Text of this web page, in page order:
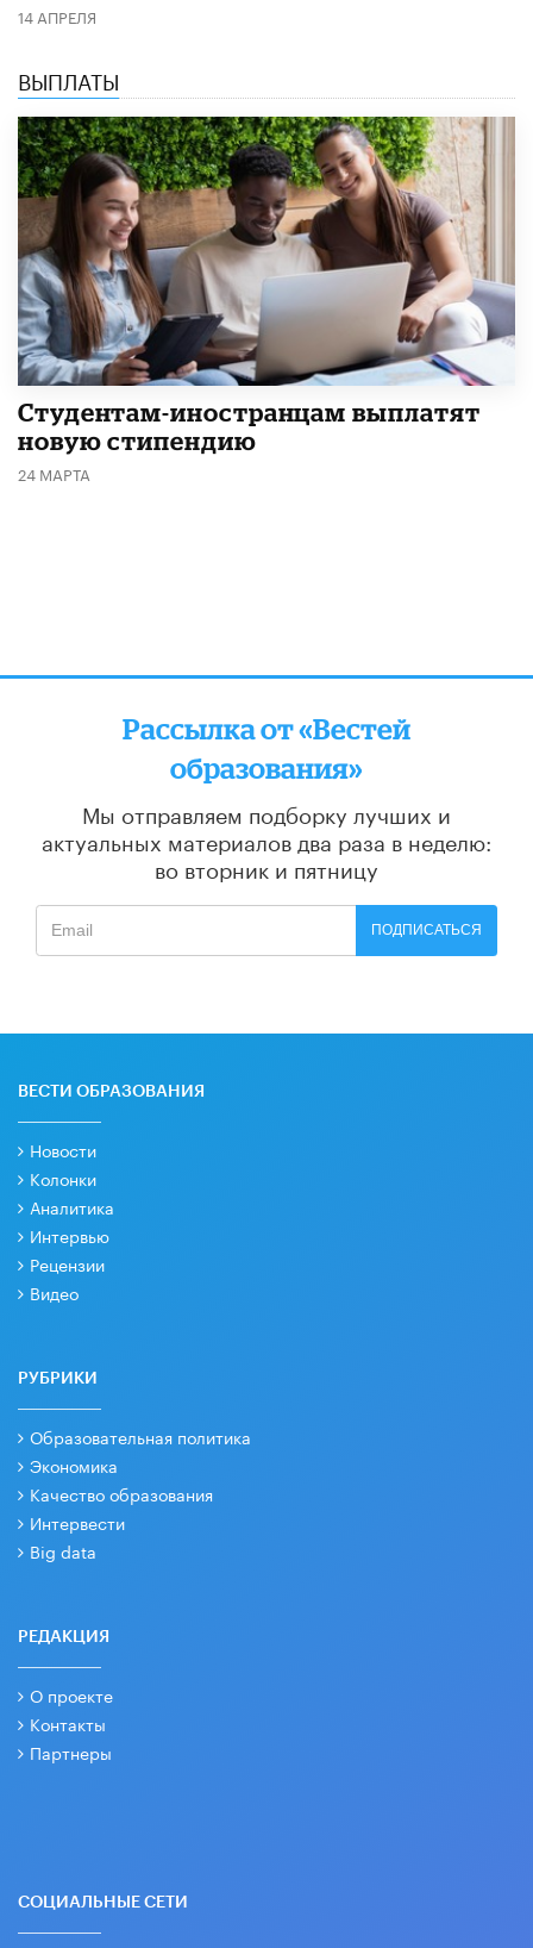
14 АПРЕЛЯ
ВЫПЛАТЫ
Студентам-иностранцам выплатят
новую стипендию
24 МАРТА
Рассылка от «Вестей
образования»
Мы отправляем подборку лучших и
актуальных материалов два раза в неделю:
во вторник и пятницу
ПОДПИСАТЬСЯ
ВЕСТИ ОБРАЗОВАНИЯ
Новости
Колонки
Аналитика
Интервью
Рецензии
Видео
РУБРИКИ
Образовательная политика
Экономика
Качество образования
Интервести
Big data
РЕДАКЦИЯ
О проекте
Контакты
Партнеры
СОЦИАЛЬНЫЕ СЕТИ